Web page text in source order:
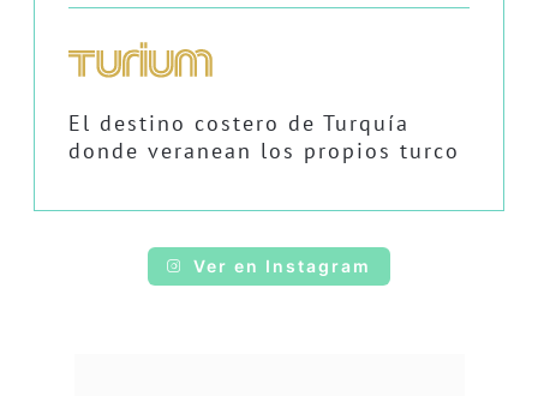
El destino costero de Turquía
donde veranean los propios turco
Ver en Instagram